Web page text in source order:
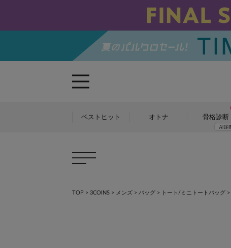
ベストヒット オトナ 骨格診断
TOP > 3COINS > メンズ > バッグ > トート/ミニトートバッグ >